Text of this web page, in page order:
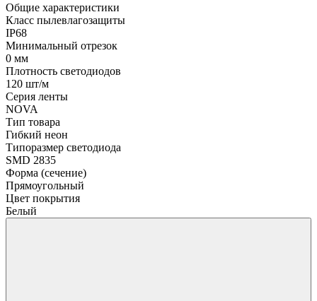
Общие характеристики
Класс пылевлагозащиты
IP68
Минимальный отрезок
0 мм
Плотность светодиодов
120 шт/м
Серия ленты
NOVA
Тип товара
Гибкий неон
Типоразмер светодиода
SMD 2835
Форма (сечение)
Прямоугольный
Цвет покрытия
Белый